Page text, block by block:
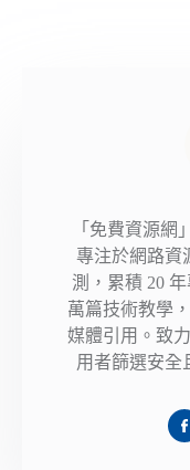
「免費資源網
專注於網路資
測，累積 20
萬篇技術教學
媒體引用。致
用者篩選安全